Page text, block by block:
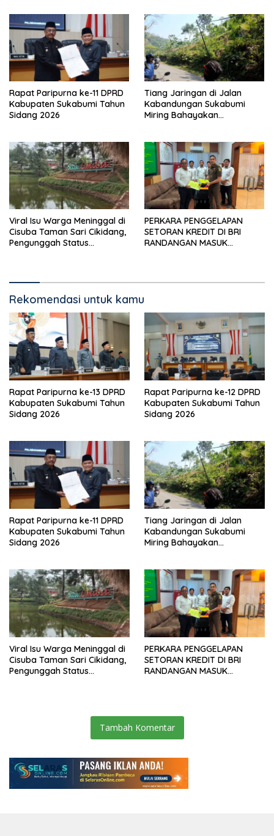
Rapat Paripurna ke-11 DPRD
Kabupaten Sukabumi Tahun
Sidang 2026
Tiang Jaringan di Jalan
Kabandungan Sukabumi
Miring Bahayakan
Viral Isu Warga Meninggal di
Cisuba Taman Sari Cikidang,
Pengunggah Status
PERKARA PENGGELAPAN
SETORAN KREDIT DI BRI
RANDANGAN MASUK
Rekomendasi untuk kamu
Rapat Paripurna ke-13 DPRD
Kabupaten Sukabumi Tahun
Sidang 2026
Rapat Paripurna ke-12 DPRD
Kabupaten Sukabumi Tahun
Sidang 2026
Rapat Paripurna ke-11 DPRD
Kabupaten Sukabumi Tahun
Sidang 2026
Tiang Jaringan di Jalan
Kabandungan Sukabumi
Miring Bahayakan
Viral Isu Warga Meninggal di
Cisuba Taman Sari Cikidang,
Pengunggah Status
PERKARA PENGGELAPAN
SETORAN KREDIT DI BRI
RANDANGAN MASUK
Tambah Komentar